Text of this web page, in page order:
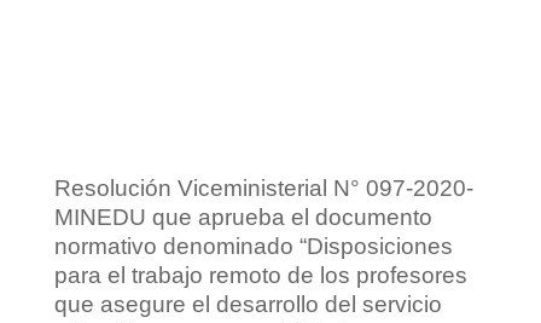
Resolución Viceministerial N° 097-2020-
MINEDU que aprueba el documento
normativo denominado “Disposiciones
para el trabajo remoto de los profesores
que asegure el desarrollo del servicio